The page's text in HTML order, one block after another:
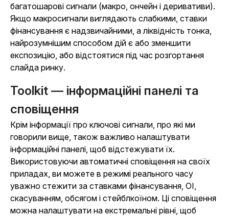
багатошарові сигнали (макро, ончейн і деривативи).
Якщо макросигнали виглядають слабкими, ставки
фінансування є надзвичайними, а ліквідність тонка,
найрозумнішим способом дій є або зменшити
експозицію, або відстоятися під час розгортання
слайда ринку.
Toolkit — інформаційні панелі та
сповіщення
Крім інформації про ключові сигнали, про які ми
говорили вище, також важливо налаштувати
інформаційні панелі, щоб відстежувати їх.
Використовуючи автоматичні сповіщення на своїх
приладах, ви можете в режимі реального часу
уважно стежити за ставками фінансування, OI,
скасуванням, обсягом і стейблкоїном. Ці сповіщення
можна налаштувати на екстремальні рівні, щоб